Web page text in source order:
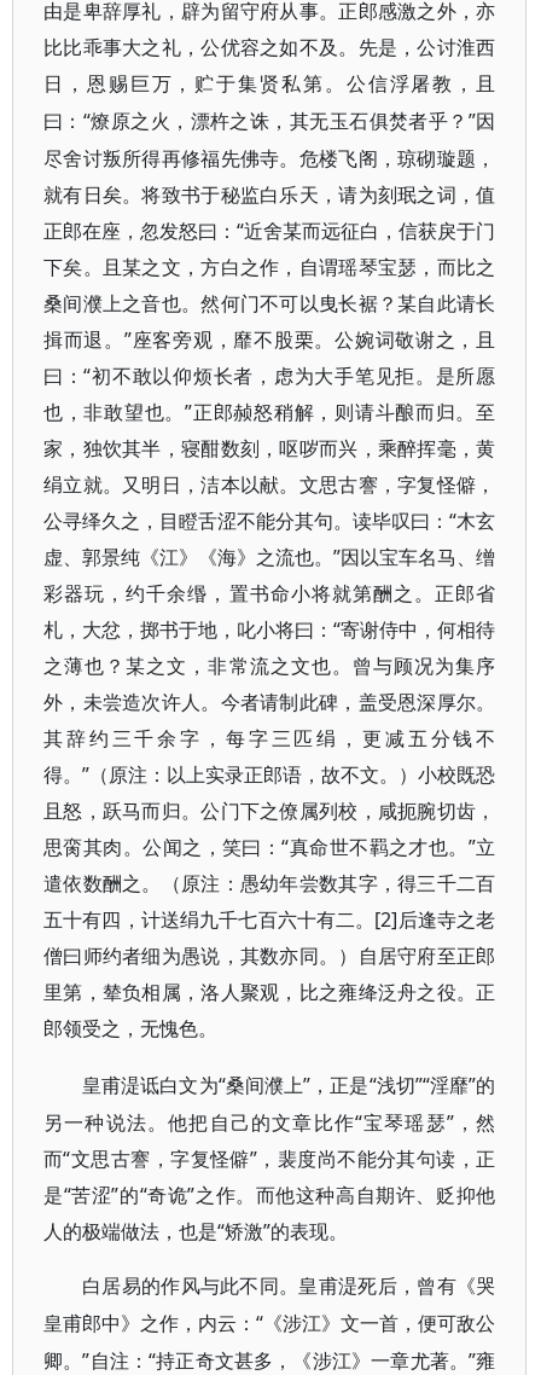
由是卑辞厚礼，辟为留守府从事。正郎感激之外，亦
比比乖事大之礼，公优容之如不及。先是，公讨淮西
日，恩赐巨万，贮于集贤私第。公信浮屠教，且
曰： “燎原之火，漂杵之诛，其无玉石俱焚者乎？”因
尽舍讨叛所得再修福先佛寺。危楼飞阁，琼砌璇题，
就有日矣。将致书于秘监白乐天，请为刻珉之词，值
正郎在座，忽发怒曰：“近舍某而远征白，信获戾于门
下矣。且某之文，方白之作，自谓瑶琴宝瑟，而比之
桑间濮上之音也。然何门不可以曳长裾？某自此请长
揖而退。”座客旁观，靡不股栗。公婉词敬谢之，且
曰：“初不敢以仰烦长者，虑为大手笔见拒。是所愿
也，非敢望也。”正郎赪怒稍解，则请斗酿而归。至
家，独饮其半，寝酣数刻，呕哕而兴，乘醉挥毫，黄
绢立就。又明日，洁本以献。文思古謇，字复怪僻，
公寻绎久之，目瞪舌涩不能分其句。读毕叹曰：“木玄
虚、郭景纯《江》《海》之流也。”因以宝车名马、缯
彩器玩，约千余缗，置书命小将就第酬之。正郎省
札，大忿，掷书于地，叱小将曰：“寄谢侍中，何相待
之薄也？某之文，非常流之文也。曾与顾况为集序
外，未尝造次许人。今者请制此碑，盖受恩深厚尔。
其辞约三千余字，每字三匹绢，更减五分钱不
得。”（原注：以上实录正郎语，故不文。）小校既恐
且怒，跃马而归。公门下之僚属列校，咸扼腕切齿，
思脔其肉。公闻之，笑曰：“真命世不羁之才也。”立
遣依数酬之。（原注：愚幼年尝数其字，得三千二百
五十有四，计送绢九千七百六十有二。[2] 后逢寺之老
僧曰师约者细为愚说，其数亦同。）自居守府至正郎
里第，辇负相属，洛人聚观，比之雍绛泛舟之役。正
郎领受之，无愧色。
皇甫湜诋白文为“桑间濮上”，正是“浅切”“淫靡”的
另一种说法。他把自己的文章比作“宝琴瑶瑟”，然
而“文思古謇，字复怪僻”，裴度尚不能分其句读，正
是“苦涩”的“奇诡”之作。而他这种高自期许、贬抑他
人的极端做法，也是“矫激”的表现。
白居易的作风与此不同。皇甫湜死后，曾有《哭
皇甫郎中》之作，内云：“《涉江》文一首，便可敌公
卿。”自注：“持正奇文甚多，《涉江》一章尤著。”雍